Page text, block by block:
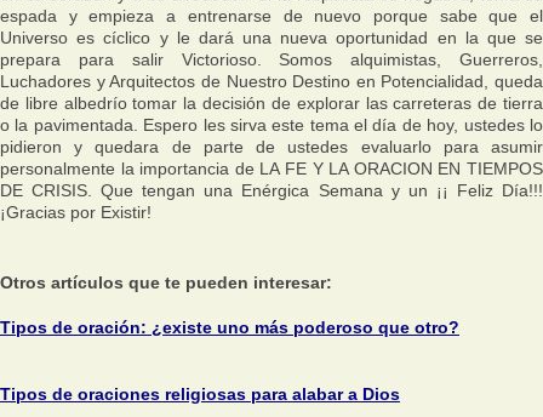
espada y empieza a entrenarse de nuevo porque sabe que el
Universo es cíclico y le dará una nueva oportunidad en la que se
prepara para salir Victorioso. Somos alquimistas, Guerreros,
Luchadores y Arquitectos de Nuestro Destino en Potencialidad, queda
de libre albedrío tomar la decisión de explorar las carreteras de tierra
o la pavimentada. Espero les sirva este tema el día de hoy, ustedes lo
pidieron y quedara de parte de ustedes evaluarlo para asumir
personalmente la importancia de LA FE Y LA ORACION EN TIEMPOS
DE CRISIS. Que tengan una Enérgica Semana y un ¡¡ Feliz Día!!!
¡Gracias por Existir!
Otros artículos que te pueden interesar:
Tipos de oración: ¿existe uno más poderoso que otro?
Tipos de oraciones religiosas para alabar a Dios